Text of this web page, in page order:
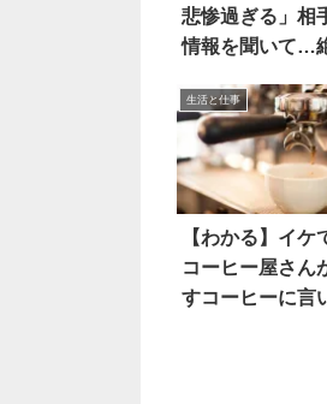
悲惨過ぎる」相
情報を聞いて…
生活と仕事
【わかる】イケ
コーヒー屋さん
すコーヒーに言